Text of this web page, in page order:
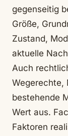
gegenseitig
Größe,
Zustand,
aktuelle
Auch
Wegerechte,
bestehende
Wert aus.
Faktoren